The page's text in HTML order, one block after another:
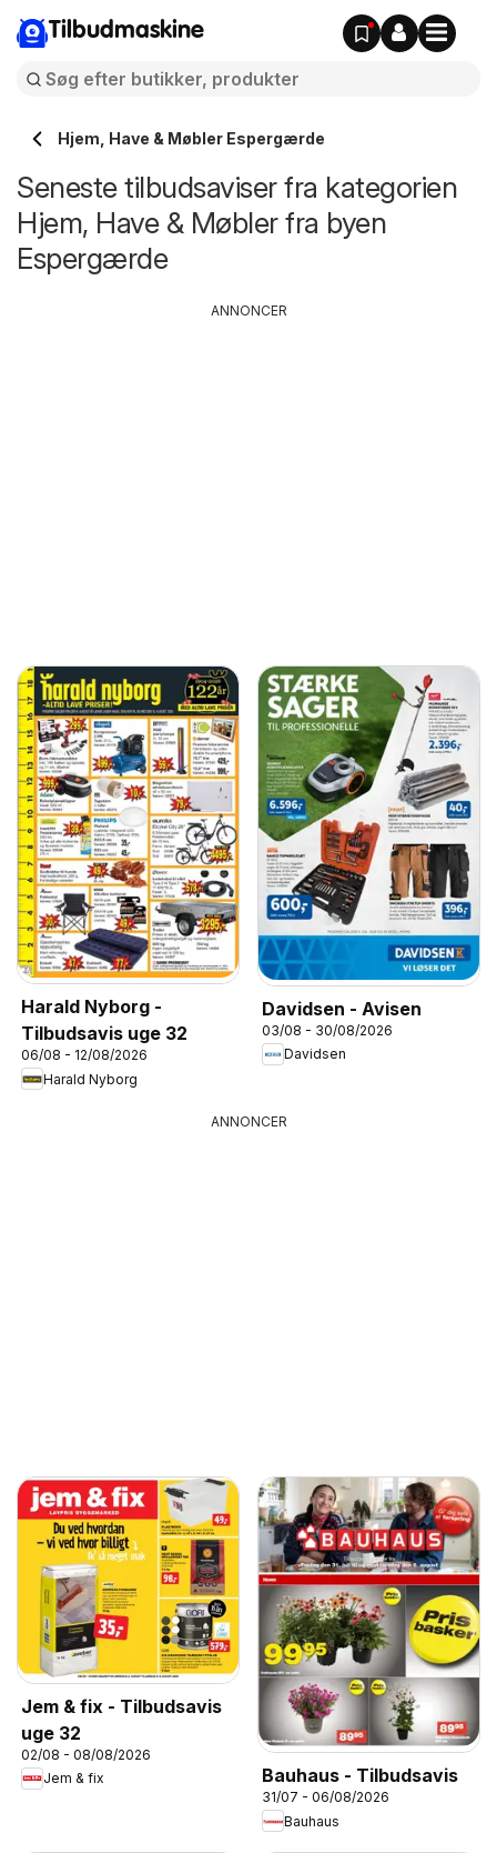
Tilbudmaskine
Hjem, Have & Møbler Espergærde
Seneste tilbudsaviser fra kategorien
Hjem, Have & Møbler fra byen
Espergærde
Harald Nyborg -
Tilbudsavis uge 32
06/08 - 12/08/2026
Harald Nyborg
Davidsen - Avisen
03/08 - 30/08/2026
Davidsen
ANNONCER
ANNONCER
Jem & fix - Tilbudsavis
uge 32
02/08 - 08/08/2026
Jem & fix
Bauhaus - Tilbudsavis
31/07 - 06/08/2026
Bauhaus